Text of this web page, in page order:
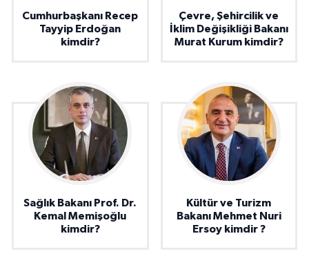
Cumhurbaşkanı Recep
Tayyip Erdoğan
kimdir?
Çevre, Şehircilik ve
İklim Değişikliği Bakanı
Murat Kurum kimdir?
Sağlık Bakanı Prof. Dr.
Kemal Memişoğlu
kimdir?
Kültür ve Turizm
Bakanı Mehmet Nuri
Ersoy kimdir ?